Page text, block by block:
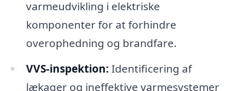
varmeudvikling i elektriske
komponenter for at forhindre
overophedning og brandfare.
VVS-inspektion: Identificering af
lækager og ineffektive varmesystemer